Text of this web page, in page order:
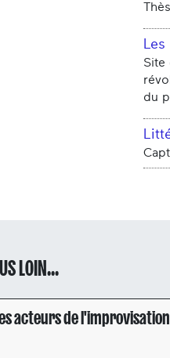
Site
du
LOIN...
acteurs de l'improvisation